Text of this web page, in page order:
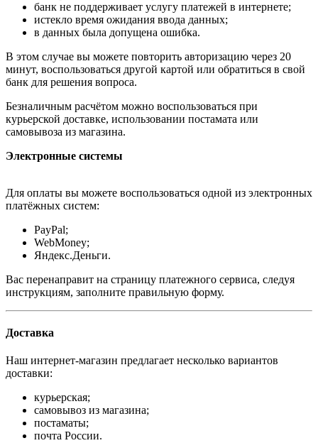
банк не поддерживает услугу платежей в интернете;
истекло время ожидания ввода данных;
в данных была допущена ошибка.
В этом случае вы можете повторить авторизацию через 20
минут, воспользоваться другой картой или обратиться в свой
банк для решения вопроса.
Безналичным расчётом можно воспользоваться при
курьерской доставке, использовании постамата или
самовывоза из магазина.
Электронные системы
Для оплаты вы можете воспользоваться одной из электронных
платёжных систем:
PayPal;
WebMoney;
Яндекс.Деньги.
Вас перенаправит на страницу платежного сервиса, следуя
инструкциям, заполните правильную форму.
Доставка
Наш интернет-магазин предлагает несколько вариантов
доставки:
курьерская;
самовывоз из магазина;
постаматы;
почта России.